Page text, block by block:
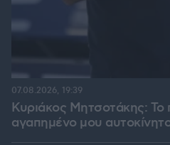
Κυριάκος Μητσοτάκης: Το
αγαπημένο μου
07.08.2026, 19:39